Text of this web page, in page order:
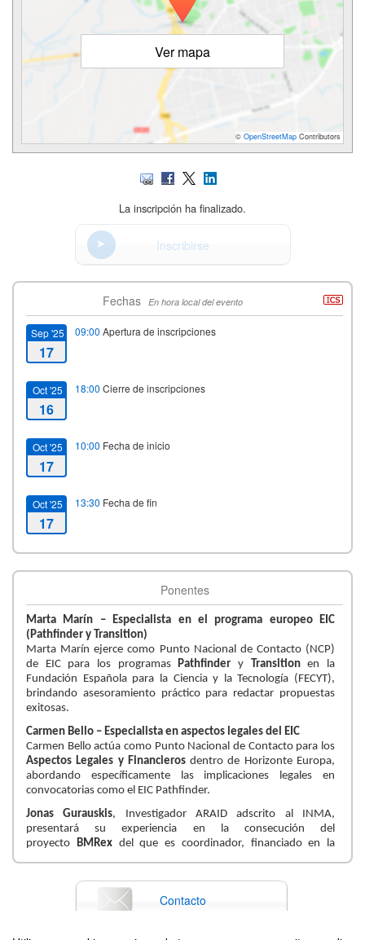
Ver mapa
© OpenStreetMap Contributors
La inscripción ha finalizado.
Inscribirse
Fechas En hora local del evento
Sep '25
17
09:00 Apertura de inscripciones
Oct '25
16
18:00 Cierre de inscripciones
Oct '25
17
10:00 Fecha de inicio
Oct '25
17
13:30 Fecha de fin
Ponentes
Marta Marín – Especialista en el programa europeo EIC
(Pathfinder y Transition)
Marta Marín ejerce como Punto Nacional de Contacto (NCP)
de EIC para los programas
Pathfinder y Transitionen la
Fundación Española para la Ciencia y la Tecnología (FECYT),
brindando asesoramiento práctico para redactar propuestas
exitosas.
Carmen Bello – Especialista en aspectos legales del EIC
Carmen Bello actúa como Punto Nacional de Contacto para los
Aspectos Legales y Financierosdentro de Horizonte Europa,
abordando específicamente las implicaciones legales en
convocatorias como el EIC Pathfinder.
Jonas Gurauskis, Investigador ARAID adscrito al INMA,
presentará su experiencia en la consecución del
proyecto
BMRex del que es coordinador, financiado en la
José María Martínez Montiel, Catedrático de Ingeniería de
Sistemas y Automática en Universidad de Zaragoza y miembro
del Instituto de Investigación I3A. Presentará su experiencia en
Contacto